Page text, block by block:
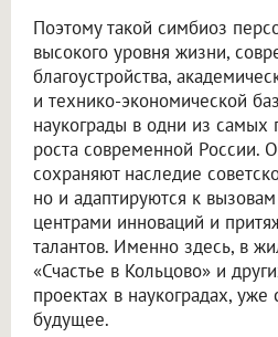
Поэтому такой симбиоз
высокого уровня жизни,
благоустройства,
и технико-экономической
наукограды в одни из самых
роста современной России.
сохраняют наследие
но и адаптируются к вызовам
центрами инноваций и
талантов. Именно здесь, в
«Счастье в Кольцово» и
проектах в наукоградах,
будущее.